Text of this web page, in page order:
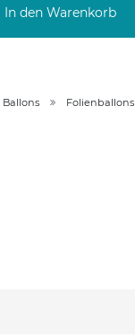
In den Warenkorb
Ballons Folienballons